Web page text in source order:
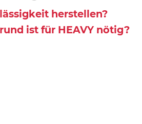
herstellen?
ist für HEAVY nötig?